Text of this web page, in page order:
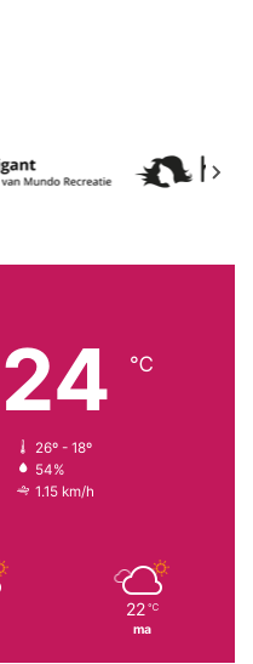
24 ℃
26º - 18º
54%
1.15 km/h
22 ℃
ma